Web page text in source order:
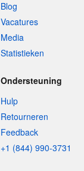
Blog
Vacatures
Media
Statistieken
Ondersteuning
Hulp
Retourneren
Feedback
+1 (844) 990-3731